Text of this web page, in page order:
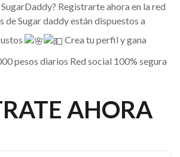
Registrarte ahora en la red
de Sugar daddy están dispuestos a
Crea tu perfil y gana
pesos diarios Red social 100% segura
AHORA